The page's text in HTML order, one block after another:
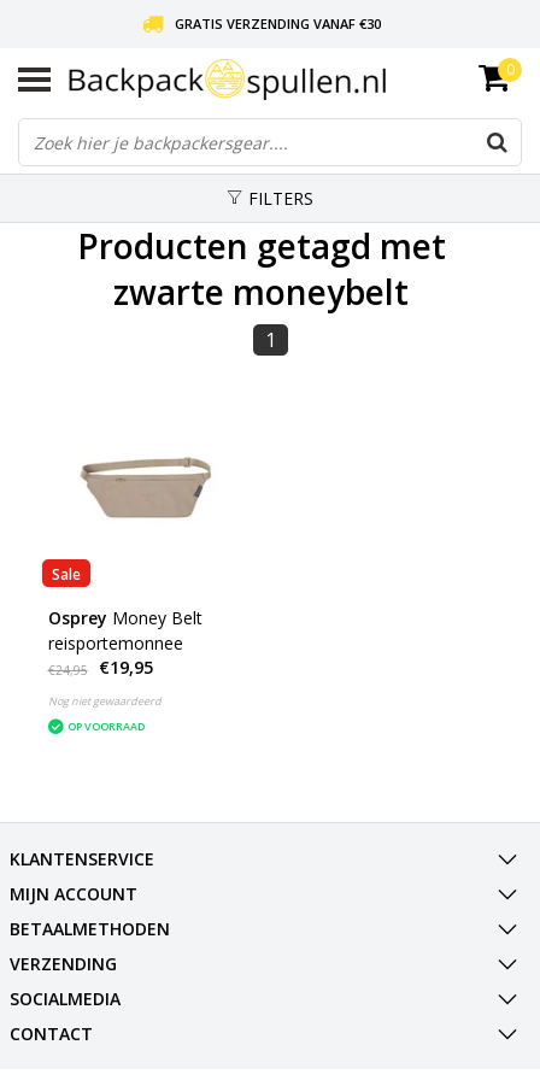
GRATIS VERZENDING VANAF €30
LIEFDE VOOR BACKPACKEN!
30 DAGEN GRATIS RETOUR
0
FILTERS
Producten getagd met
zwarte moneybelt
1
Sale
Osprey Money Belt
reisportemonnee
€24,95 €19,95
Nog niet gewaardeerd
OP VOORRAAD
KLANTENSERVICE
MIJN ACCOUNT
BETAALMETHODEN
VERZENDING
SOCIALMEDIA
CONTACT